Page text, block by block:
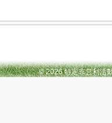
© 2026 特定非営利活